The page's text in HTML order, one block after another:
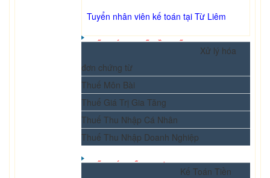
Tuyển nhân viên kế toán tại Từ Liêm
KẾ TOÁN THUẾ CẦN BIẾT
Xử lý hóa
đơn chứng từ
Thuế Môn Bài
Thuế Giá Trị Gia Tăng
Thuế Thu Nhập Cá Nhân
Thuế Thu Nhập Doanh Nghiệp
KẾ TOÁN TỔNG HỢP
Kế Toán Tiền